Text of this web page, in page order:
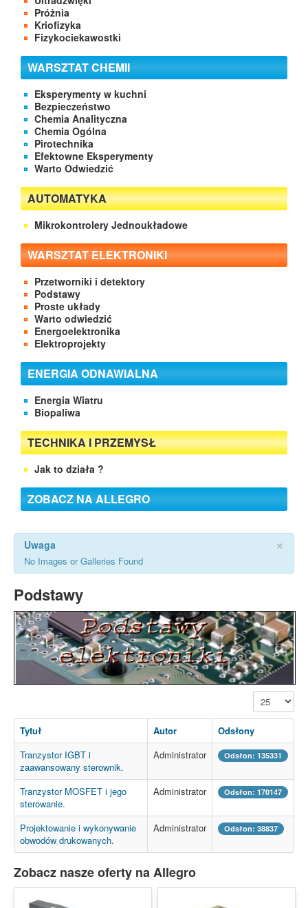
Próżnia
Kriofizyka
Fizykociekawostki
WARSZTAT CHEMII
Eksperymenty w kuchni
Bezpieczeństwo
Chemia Analityczna
Chemia Ogólna
Pirotechnika
Efektowne Eksperymenty
Warto Odwiedzić
AUTOMATYKA
Mikrokontrolery Jednoukładowe
WARSZTAT ELEKTRONIKI
Przetworniki i detektory
Podstawy
Proste układy
Warto odwiedzić
Energoelektronika
Elektroprojekty
ENERGIA ODNAWIALNA
Energia Wiatru
Biopaliwa
TECHNIKA I PRZEMYSŁ
Jak to działa ?
ZOBACZ NA ALLEGRO
×
Uwaga
No Images or Galleries Found
Podstawy
Pokaż #
Tytuł Autor
Odsłony
Tranzystor IGBT i
zaawansowany sterownik.
Administrator Odsłon: 135331
Tranzystor MOSFET i jego
sterowanie.
Administrator Odsłon: 170147
Projektowanie i wykonywanie
obwodów drukowanych.
Administrator Odsłon: 38837
Zobacz nasze oferty na Allegro